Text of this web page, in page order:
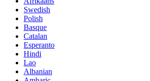
Swedish
Polish
Basque
Catalan
Esperanto
Hindi
Lao
Albanian